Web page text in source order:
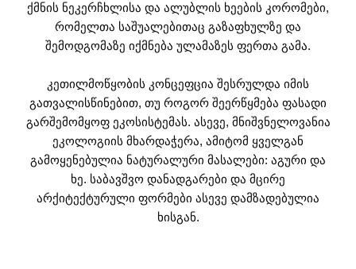
ქმნის ნეკერჩხლისა და ალუბლის ხეების კორომები,
რომელთა საშუალებითაც გაზაფხულზე და
შემოდგომაზე იქმნება ულამაზეს ფერთა გამა.
კეთილმოწყობის კონცეფცია შესრულდა იმის
გათვალისწინებით, თუ როგორ შეერწყმება ფასადი
გარშემომყოფ ეკოსისტემას. ასევე, მნიშვნელოვანია
ეკოლოგიის მხარდაჭერა, ამიტომ ყველგან
გამოყენებულია ნატურალური მასალები: აგური და
ხე. საბავშვო დანადგარები და მცირე
არქიტექტურული ფორმები ასევე დამზადებულია
ხისგან.